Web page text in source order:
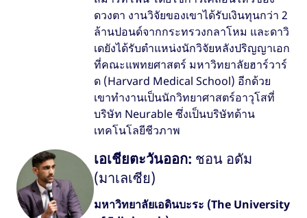
ดวงตา งานวิจัยของเขาได้รับเงินทุนกว่า 2
ล้านปอนด์จากกระทรวงกลาโหม และดาวิ
เดยังได้รับตำแหน่งนักวิจัยหลังปริญญาเอก
ที่คณะแพทยศาสตร์ มหาวิทยาลัยฮาร์วาร์
ด (Harvard Medical School) อีกด้วย
เขาทำงานเป็นนักวิทยาศาสตร์อาวุโสที่
บริษัท Neurable ซึ่งเป็นบริษัทด้าน
เทคโนโลยีชีวภาพ
มหาวิทยาลัยเอดินบะระ (The University
เอเชียตะวันออก: ชอน อดัม
(มาเลเซีย)